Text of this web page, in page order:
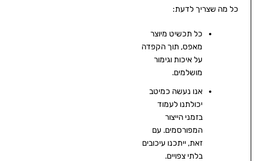
כל מה שצריך לדעת:
כל תכשיט מיוצר
מאפס, תוך הקפדה
על איכות וגימור
מושלמים.
אנו נעשה כמיטב
יכולתנו לעמוד
בזמני הייצור
המפורסמים. עם
זאת, ייתכנו עיכובים
בלתי צפויים.